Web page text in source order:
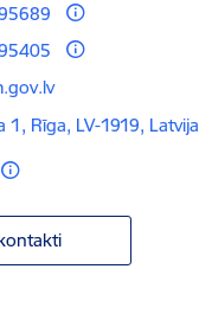
1, Rīga, LV-1919, Latvija